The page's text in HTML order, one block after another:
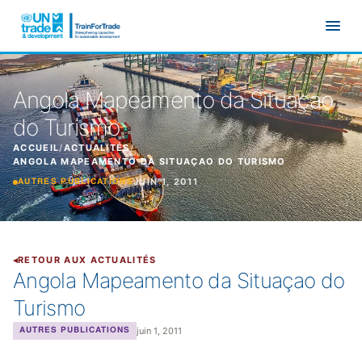
Angola Mapeamento da Situaçao
do Turismo
ACCUEIL/ACTUALITÉS/
ANGOLA MAPEAMENTO DA SITUAÇAO DO TURISMO
AUTRES PUBLICATIONSJUIN 1, 2011
RETOUR AUX ACTUALITÉS
Angola Mapeamento da Situaçao do
Turismo
AUTRES PUBLICATIONS juin 1, 2011